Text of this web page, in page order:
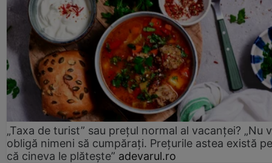
„Taxa de turist” sau prețul normal al vacanței? „Nu
obligă nimeni să cumpărați. Prețurile astea există
că cineva le plătește” adevarul.ro